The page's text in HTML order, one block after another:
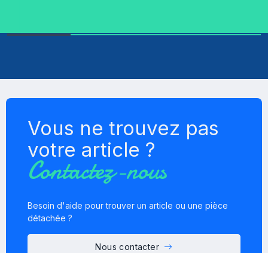
Vous ne trouvez pas
votre article ?
Contactez-nous
Besoin d'aide pour trouver un article ou une pièce
détachée ?
Nous contacter